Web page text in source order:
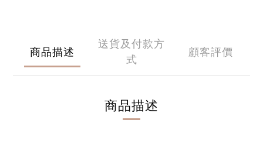
商品描述
送貨及付款方
式
顧客評價
商品描述